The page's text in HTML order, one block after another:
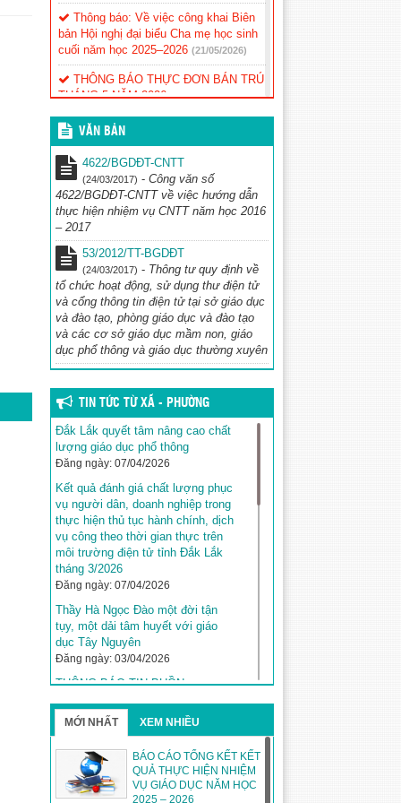
Thông báo: Về việc công khai Biên
bản Hội nghị đại biểu Cha mẹ học sinh
cuối năm học 2025–2026 (21/05/2026)
THÔNG BÁO THỰC ĐƠN BÁN TRÚ
THÁNG 5 NĂM 2026 (03/05/2026)
TRƯỜNG TIỂU HỌC TÔ HIỆU
TRIỂN KHAI THỰC HIỆN NGHỊ
QUYẾT ĐẠI HỘI XIV CỦA ĐẢNG
(20/04/2026)
TRƯỜNG TIỂU HỌC TÔ HIỆU TỎA
SÁNG TẠI CUỘC THI TRẠNG
NGUYÊN TIẾNG VIỆT
THÔNG BÁO: THỰC ĐƠN BÁN
TRÚ THÁNG 4/2026 (30/03/2026)
THÔNG BÁO THỰC ĐƠN BÁN TRÚ
THÁNG 3/2026 (26/02/2026)
VĂN BẢN
4622/BGDĐT-CNTT
(24/03/2017) - Công văn số
4622/BGDĐT-CNTT về việc hướng dẫn
thực hiện nhiệm vụ CNTT năm học 2016
– 2017
53/2012/TT-BGDĐT
(24/03/2017) - Thông tư quy định về
tổ chức hoạt động, sử dụng thư điện tử
và cổng thông tin điện tử tại sở giáo dục
và đào tạo, phòng giáo dục và đào tạo
và các cơ sở giáo dục mầm non, giáo
dục phổ thông và giáo dục thường xuyên
TIN TỨC TỪ XÃ - PHƯỜNG
Đắk Lắk quyết tâm nâng cao chất
lượng giáo dục phổ thông
Đăng ngày: 07/04/2026
Kết quả đánh giá chất lượng phục
vụ người dân, doanh nghiệp trong
thực hiện thủ tục hành chính, dịch
vụ công theo thời gian thực trên
môi trường điện tử tỉnh Đắk Lắk
tháng 3/2026
Đăng ngày: 07/04/2026
Thầy Hà Ngọc Đào một đời tận
tụy, một dải tâm huyết với giáo
dục Tây Nguyên
Đăng ngày: 03/04/2026
THÔNG BÁO TIN BUỒN
Kế hoạch tuyển sinh năm học
2026–2027 trên địa bàn tỉnh Đắk
Đăng ngày: 31/03/2026
Đắk Lắk khẳng định vị thế với 5
MỚI NHẤT XEM NHIỀU
BÁO CÁO TỔNG KẾT KẾT
QUẢ THỰC HIỆN NHIỆM
VỤ GIÁO DỤC NĂM HỌC
2025 – 2026